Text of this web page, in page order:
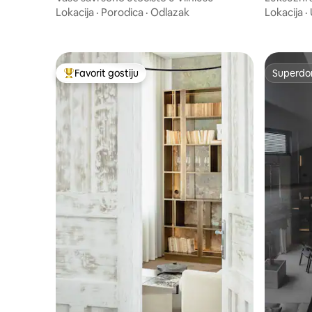
Lokacija · Porodica · Odlazak Lokacija ·
Glavni favorit gostiju
Favorit gostiju